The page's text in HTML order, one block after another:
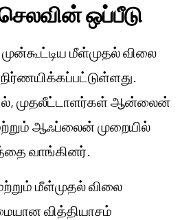
ஒப்பீடு
மீள்முதல் விலை
நிர்ணயிக்கப்பட்டுள்ளது.
முதலீட்டாளர்கள் ஆன்லைன்
ஆஃப்லைன் முறையில்
வாங்கினர்.
மீள்முதல் விலை
வித்தியாசம்